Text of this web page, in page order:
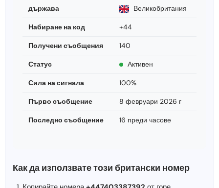
държава Великобритания
Набиране на код +44
Получени съобщения 140
Статус Активен
Сила на сигнала 100%
Първо съобщение 8 февруари 2026 г
Последно съобщение 16 преди часове
Как да използвате този британски номер